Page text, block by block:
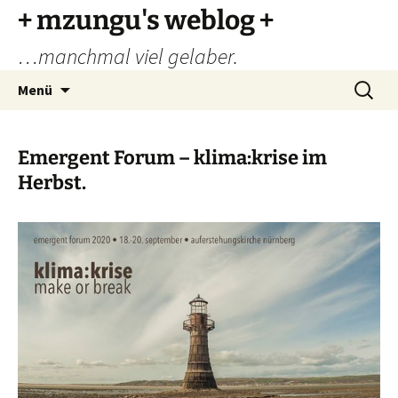
Zum
Inhalt
springen
+ mzungu's weblog +
…manchmal viel gelaber.
Menü
Suchen
nach:
Emergent Forum – klima:krise im
Herbst.